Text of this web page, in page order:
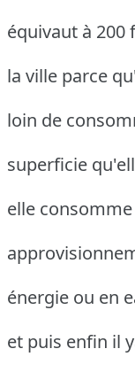
équivaut à 200
la ville parce
loin de
superficie
elle
énergie ou en
et puis enfin il